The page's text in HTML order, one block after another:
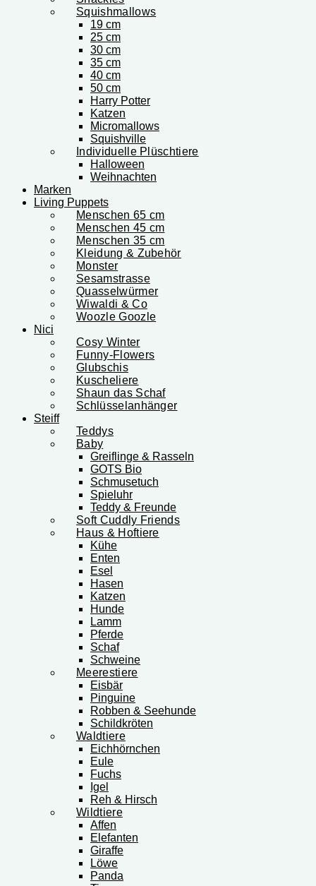
Squishmallows
19 cm
25 cm
30 cm
35 cm
40 cm
50 cm
Harry Potter
Katzen
Micromallows
Squishville
Individuelle Plüschtiere
Halloween
Weihnachten
Marken
Living Puppets
Menschen 65 cm
Menschen 45 cm
Menschen 35 cm
Kleidung & Zubehör
Monster
Sesamstrasse
Quasselwürmer
Wiwaldi & Co
Woozle Goozle
Nici
Cosy Winter
Funny-Flowers
Glubschis
Kuscheliere
Shaun das Schaf
Schlüsselanhänger
Steiff
Teddys
Baby
Greiflinge & Rasseln
GOTS Bio
Schmusetuch
Spieluhr
Teddy & Freunde
Soft Cuddly Friends
Haus & Hoftiere
Kühe
Enten
Esel
Hasen
Katzen
Hunde
Lamm
Pferde
Schaf
Schweine
Meerestiere
Eisbär
Pinguine
Robben & Seehunde
Schildkröten
Waldtiere
Eichhörnchen
Eule
Fuchs
Igel
Reh & Hirsch
Wildtiere
Affen
Elefanten
Giraffe
Löwe
Panda